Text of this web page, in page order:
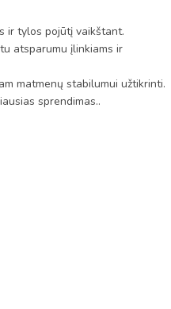
ir tylos pojūtį vaikštant.
atsparumu įlinkiams ir
matmenų stabilumui užtikrinti.
sprendimas..